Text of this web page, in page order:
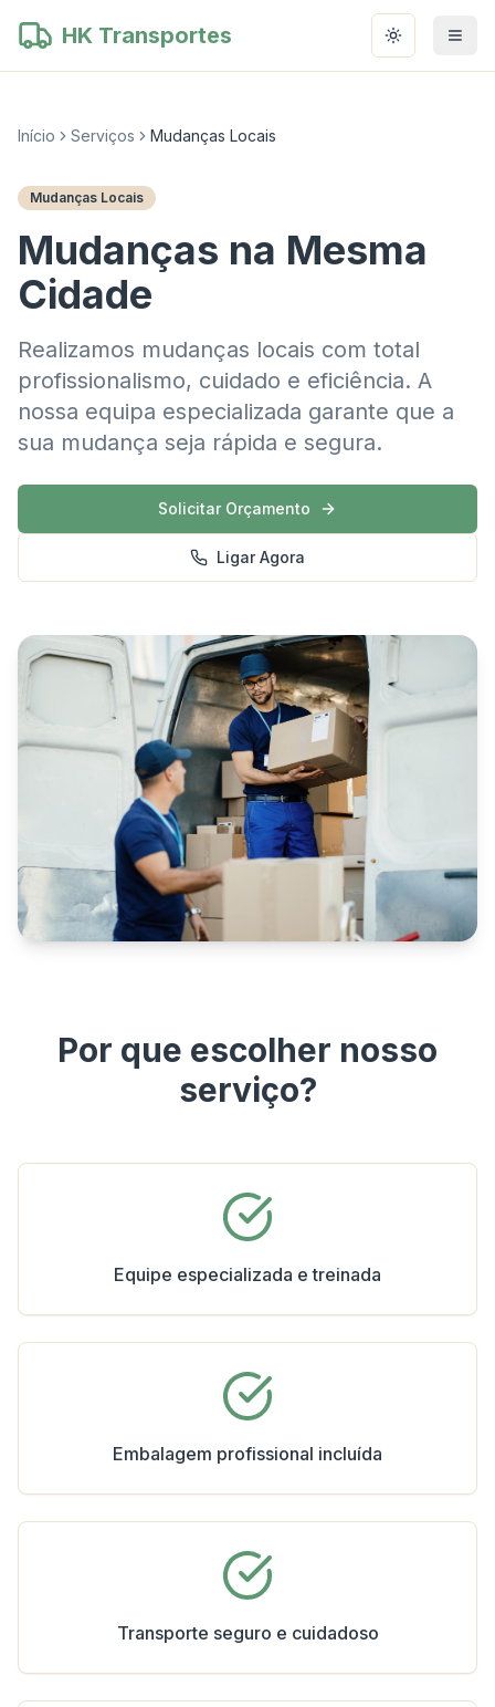
HK Transportes Toggle
Início Serviços Mudanças Locais
Mudanças Locais
Mudanças na Mesma
Cidade
Realizamos mudanças locais com total
profissionalismo, cuidado e eficiência. A
nossa equipa especializada garante que a
sua mudança seja rápida e segura.
Solicitar Orçamento
Ligar Agora
Por que escolher nosso
serviço?
Equipe especializada e treinada
Embalagem profissional incluída
Transporte seguro e cuidadoso